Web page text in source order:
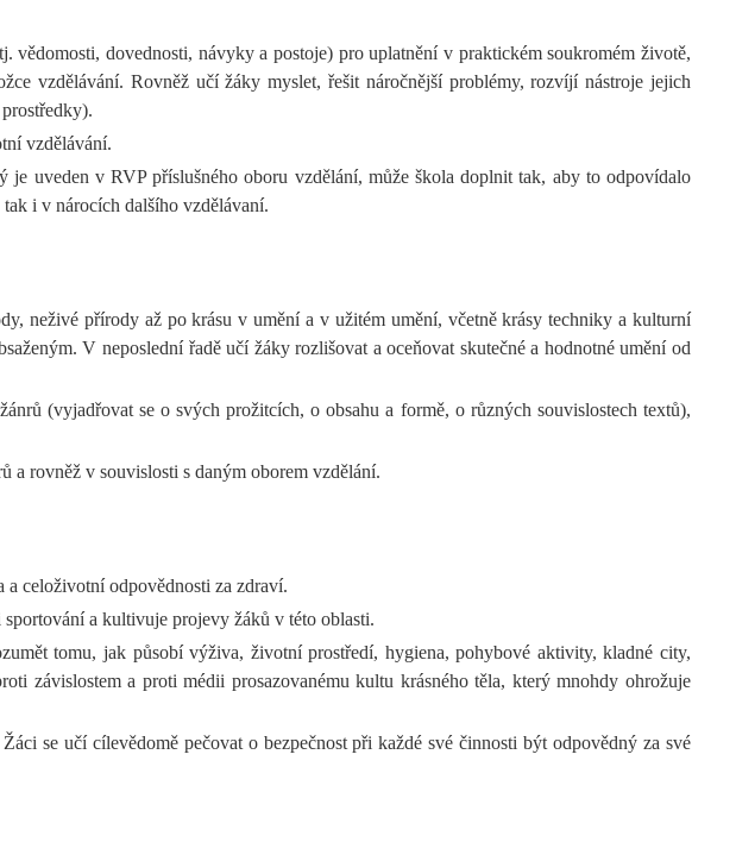
dovednosti, návyky a postoje) pro uplatnění v praktickém soukromém životě,
vzdělávání. Rovněž učí žáky myslet, řešit náročnější problémy, rozvíjí nástroje jejich
vzdělávání.
je uveden v RVP příslušného oboru vzdělání, může škola doplnit tak, aby to odpovídalo
i v nárocích dalšího vzdělávaní.
neživé přírody až po krásu v umění a v užitém umění, včetně krásy techniky a kulturní
V neposlední řadě učí žáky rozlišovat a oceňovat skutečné a hodnotné umění od
(vyjadřovat se o svých prožitcích, o obsahu a formě, o různých souvislostech textů),
a rovněž v souvislosti s daným oborem vzdělání.
a celoživotní odpovědnosti za zdraví.
a kultivuje projevy žáků v této oblasti.
tomu, jak působí výživa, životní prostředí, hygiena, pohybové aktivity, kladné city,
závislostem a proti médii prosazovanému kultu krásného těla, který mnohdy ohrožuje
se učí cílevědomě pečovat o bezpečnost při každé své činnosti být odpovědný za své